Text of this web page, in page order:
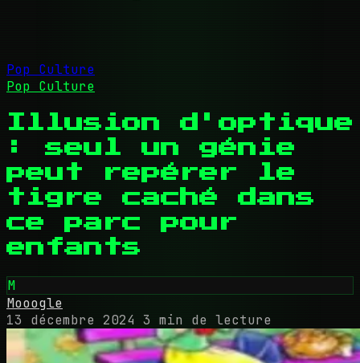
Pop Culture
Pop Culture
Illusion d'optique
: seul un génie
peut repérer le
tigre caché dans
ce parc pour
enfants
M
Mooogle
13 décembre 2024 3 min de lecture